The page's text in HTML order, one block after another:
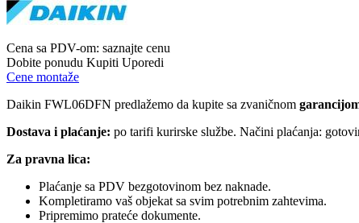
Cena sa PDV-om: saznajte cenu
Dobite ponudu Kupiti Uporedi
Cene montaže
Daikin FWL06DFN predlažemo da kupite sa zvaničnom
Dostava i plaćanje: po tarifi kurirske službe. Načini plaćanja:
Za pravna lica:
Plaćanje sa PDV bezgotovinom bez naknade.
Kompletiramo vaš objekat sa svim potrebnim zahtevima.
Pripremimo prateće dokumente.